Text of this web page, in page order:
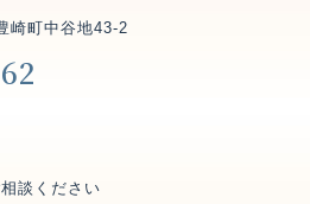
方を考えてみたいですね
させて頂きたいと思います
崎町中谷地43-2
談ください